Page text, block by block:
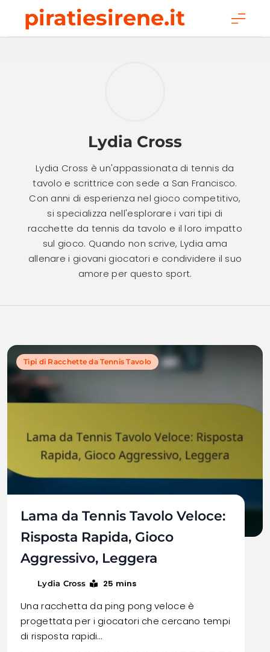
content
piratiesirene.it
Lydia Cross
Lydia Cross è un'appassionata di tennis da
tavolo e scrittrice con sede a San Francisco.
Con anni di esperienza nel gioco competitivo,
si specializza nell'esplorare i vari tipi di
racchette da tennis da tavolo e il loro impatto
sul gioco. Quando non scrive, Lydia ama
allenare i giovani giocatori e condividere il suo
amore per questo sport.
Tipi di Racchette da Tennis Tavolo
Lama da Tennis Tavolo Veloce:
Risposta Rapida, Gioco
Aggressivo, Leggera
Lydia Cross 25 mins
Una racchetta da ping pong veloce è
progettata per i giocatori che cercano tempi
di risposta rapidi…